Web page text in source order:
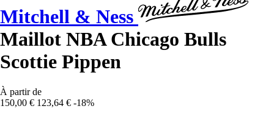
Mitchell & Ness
Maillot NBA Chicago Bulls
Scottie Pippen
À partir de
150,00 € 123,64 € -18%